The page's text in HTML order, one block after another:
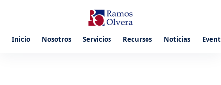
Inicio Nosotros Servicios Recursos Noticias